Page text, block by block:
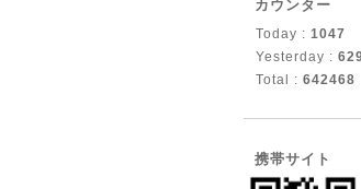
カウンター
Today : 1047
Yesterday :
Total : 642468
携帯サイト